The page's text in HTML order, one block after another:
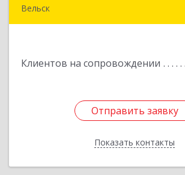
Вельск
Клиентов на сопровождении
Отправить заявку
Показать контакты
Отправить заявку
Назад